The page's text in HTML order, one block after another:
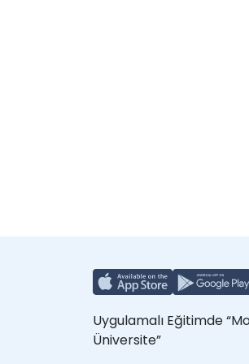
Uygulamalı Eğitimde
Üniversite”